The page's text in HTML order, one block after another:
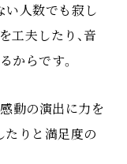
い人数でも寂し
工夫したり、音
からです。
動の演出に力を
たりと満足度の